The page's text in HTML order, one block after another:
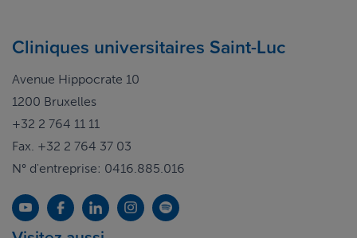
Cliniques universitaires Saint-Luc
Avenue Hippocrate 10
1200 Bruxelles
+32 2 764 11 11
Fax. +32 2 764 37 03
N° d'entreprise: 0416.885.016